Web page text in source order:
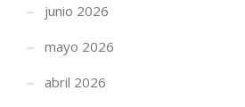
junio 2026
mayo 2026
abril 2026